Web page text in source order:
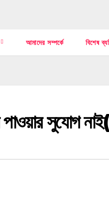
আমাদের সম্পর্কে বিশেষ
পাওয়ার সুযোগ